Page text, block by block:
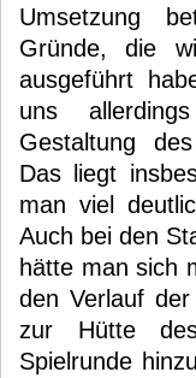
Umsetzung
Gründe, die
ausgeführt
uns
Gestaltung
Das liegt
man viel
Auch bei den
hätte man sich
den Verlauf
zur Hütte
Spielrunde